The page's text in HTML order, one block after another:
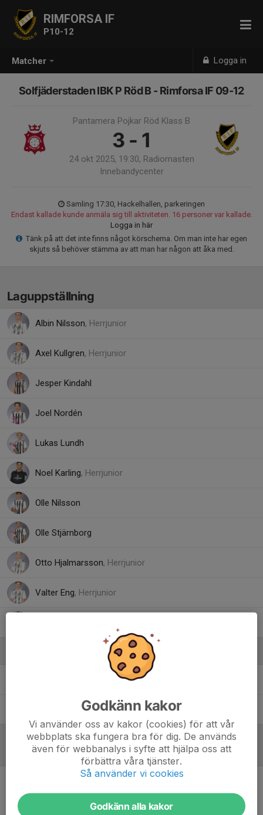
Matcher Logga in
RIMFORSA IF
P10-12
Solfjäderstaden IBK P Röd B - Rimforsa IF 09-12
Pantamera Pojkar Röd Klass B
3 - 1
24 okt 2025, 19:30, Radiomasten
Innebandycenter
Samling 17:30, Hackelhallen, parkeringen
Endast kallade kunde anmäla sig till aktiviteten. 16 personer var kallade.
Logga in här
Tänk på att det inte finns något körschema. Om man inte har egen
skjuts så behöver stämma av att man har någon att åka med.
Laguppställning
Albin Nilsson, Herrjunior
Axel Kullgren, Herrjunior
Jesper Kindahl
Joel Nordén
Lukas Lundh
Noel Karling, Herrjunior
Olle Nilsson
Olle Stjärnborg
Otto Hjalmarsson, Herrjunior
Valter Eng, Herrjunior
Tränare
Linda LundhTränare
Referat
Inget referat skrivet
Godkänn kakor
Vi använder oss av kakor (cookies) för att vår
webbplats ska fungera bra för dig. De används
även för webbanalys i syfte att hjälpa oss att
förbättra våra tjänster.
Så använder vi cookies
Godkänn alla kakor